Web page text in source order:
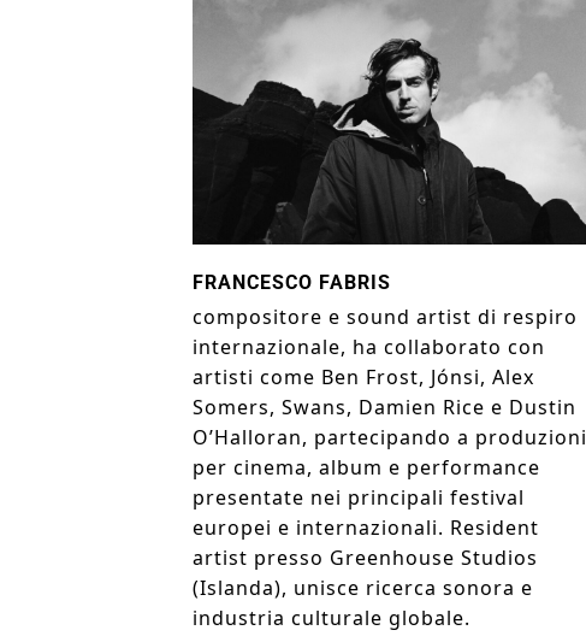
FRANCESCO FABRIS
compositore e sound artist di respiro
internazionale, ha collaborato con
artisti come Ben Frost, Jónsi, Alex
Somers, Swans, Damien Rice e Dustin
O’Halloran, partecipando a produzioni
per cinema, album e performance
presentate nei principali festival
europei e internazionali. Resident
artist presso Greenhouse Studios
(Islanda), unisce ricerca sonora e
industria culturale globale.